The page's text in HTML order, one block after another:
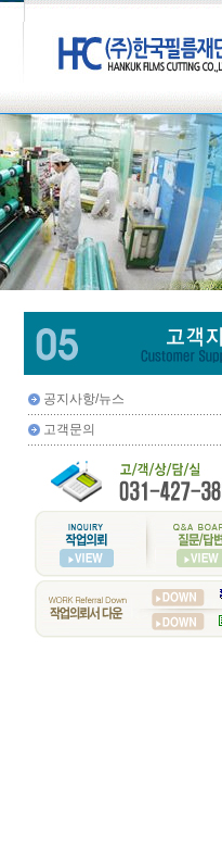
공지사항/뉴스
고객문의